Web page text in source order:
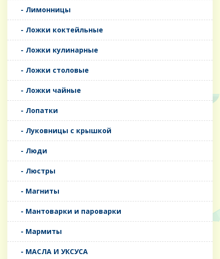
- Лимонницы
- Ложки коктейльные
- Ложки кулинарные
- Ложки столовые
- Ложки чайные
- Лопатки
- Луковницы с крышкой
- Люди
- Люстры
- Магниты
- Мантоварки и пароварки
- Мармиты
- МАСЛА И УКСУСА